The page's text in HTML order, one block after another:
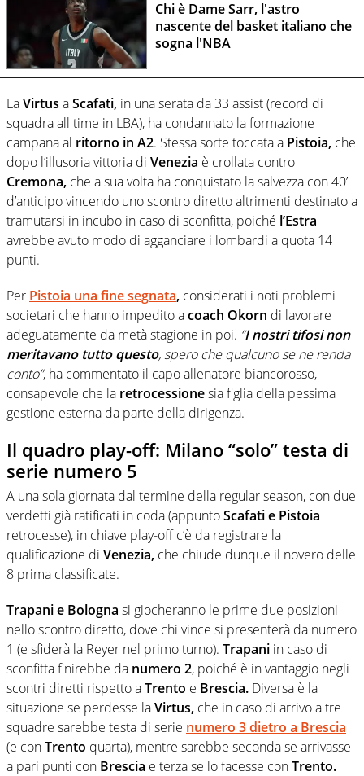
Chi è Dame Sarr, l'astro
nascente del basket italiano che
sogna l'NBA
LaVirtus aScafati, in una serata da 33 assist (record di
squadra all time in LBA), ha condannato la formazione
campana al ritorno in A2. Stessa sorte toccata a Pistoia, che
dopo l’illusoria vittoria di Venezia è crollata contro
Cremona, che a sua volta ha conquistato la salvezza con 40’
d’anticipo vincendo uno scontro diretto altrimenti destinato a
tramutarsi in incubo in caso di sconfitta, poiché l’Estra
avrebbe avuto modo di agganciare i lombardi a quota 14
punti.
Per Pistoia una fine segnata, considerati i noti problemi
societari che hanno impedito acoach Okorn di lavorare
adeguatamente da metà stagione in poi. “I nostri tifosi non
meritavano tutto questo, spero che qualcuno se ne renda
conto”, ha commentato il capo allenatore biancorosso,
consapevole che la retrocessionesia figlia della pessima
gestione esterna da parte della dirigenza.
Il quadro play-off: Milano “solo” testa di
serie numero 5
A una sola giornata dal termine della regular season, con due
verdetti già ratificati in coda (appuntoScafati e Pistoia
retrocesse), in chiave play-off c’è da registrare la
qualificazione di Venezia, che chiude dunque il novero delle
8 prima classificate.
Trapani e Bologna si giocheranno le prime due posizioni
nello scontro diretto, dove chi vince si presenterà da numero
1 (e sfiderà la Reyer nel primo turno). Trapani in caso di
sconfitta finirebbe da numero 2, poiché è in vantaggio negli
scontri diretti rispetto aTrento e Brescia. Diversa è la
situazione se perdesse laVirtus, che in caso di arrivo a tre
squadre sarebbe testa di serie numero 3 dietro a Brescia
(e conTrento quarta), mentre sarebbe seconda se arrivasse
a pari punti con Brescia e terza se lo facesse conTrento.